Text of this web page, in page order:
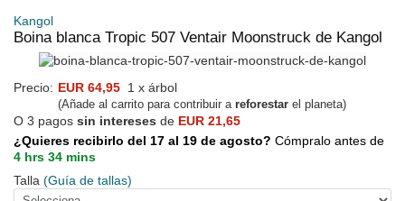
Kangol
Boina blanca Tropic 507 Ventair Moonstruck de Kangol
Precio: EUR 64,95 1 x árbol
(Añade al carrito para contribuir a reforestar el planeta)
O 3 pagos sin intereses de EUR 21,65
¿Quieres recibirlo del 17 al 19 de agosto? Cómpralo antes de
4 hrs 34 mins
Talla (Guía de tallas)